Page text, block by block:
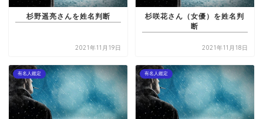
杉野遥亮さんを姓名判断
2021年11月19日
杉咲花さん（女優）を姓名判
断
2021年11月18日
有名人鑑定 有名人鑑定